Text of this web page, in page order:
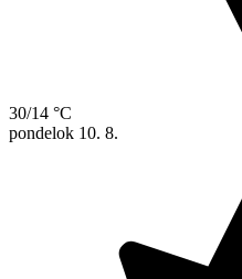
30/14 °C
pondelok 10. 8.